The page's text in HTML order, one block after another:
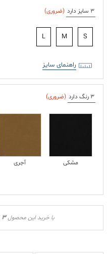
3 سایز دارد (ضروری)
S
M
L
راهنمای سایز
3 رنگ دارد (ضروری)
مشکی آجری
با خرید این محصول3